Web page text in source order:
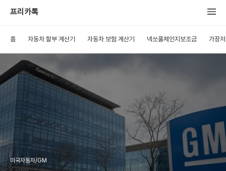
프리카톡
홈 자동차 할부 계산기 자동차 보험 계산기 넥쏘풀체인지보조금 가장
미국자동차/GM